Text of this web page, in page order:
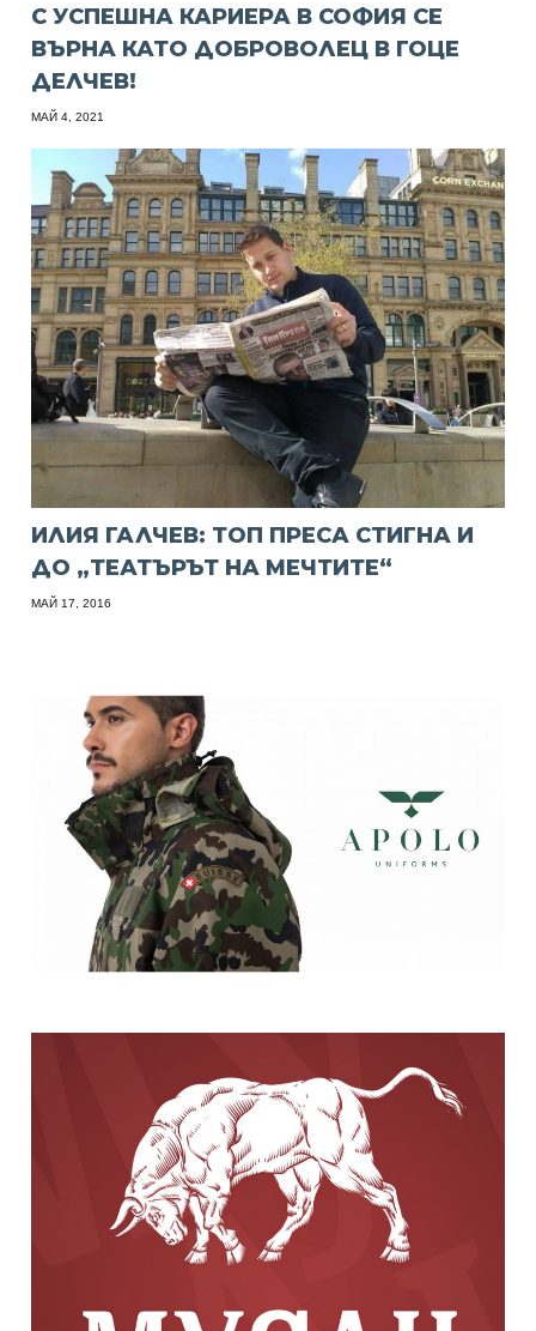
С УСПЕШНА КАРИЕРА В СОФИЯ СЕ
ВЪРНА КАТО ДОБРОВОЛЕЦ В ГОЦЕ
ДЕЛЧЕВ!
МАЙ 4, 2021
ИЛИЯ ГАЛЧЕВ: ТОП ПРЕСА СТИГНА И
ДО „ТЕАТЪРЪТ НА МЕЧТИТЕ“
МАЙ 17, 2016